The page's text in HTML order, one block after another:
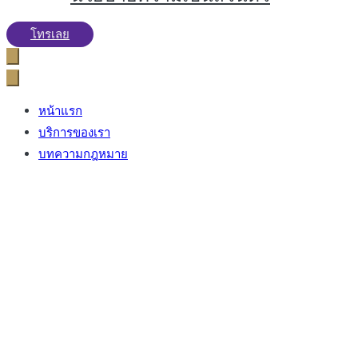
โทรเลย
หน้าแรก
บริการของเรา
บทความกฎหมาย